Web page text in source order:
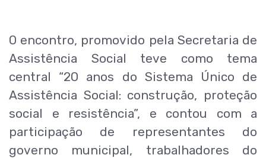
O encontro, promovido pela Secretaria de
Assistência Social teve como tema
central “20 anos do Sistema Único de
Assistência Social: construção, proteção
social e resistência”, e contou com a
participação de representantes do
governo municipal, trabalhadores do